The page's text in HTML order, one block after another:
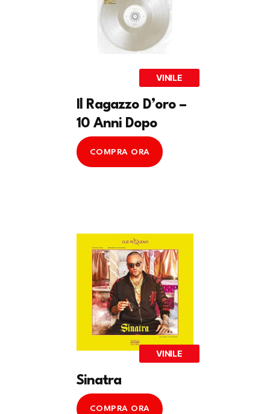
VINILE
Il Ragazzo D’oro –
10 Anni Dopo
COMPRA ORA
VINILE
Sinatra
COMPRA ORA